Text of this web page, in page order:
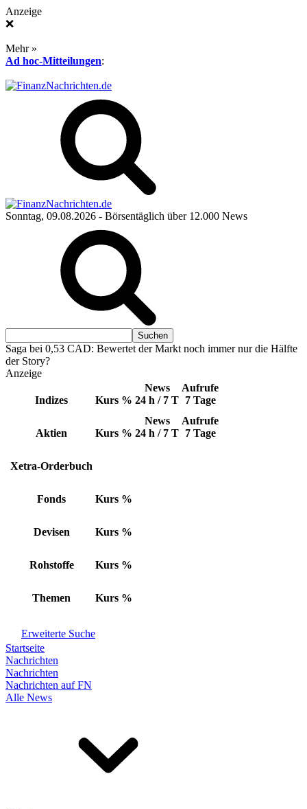
Anzeige
❌
Mehr »
Ad hoc-Mitteilungen:
Sonntag, 09.08.2026 - Börsentäglich über 12.000 News
Saga bei 0,53 CAD: Bewertet der Markt noch immer nur die Hälfte
der Story?
Anzeige
Indizes Kurs %
News
24 h / 7 T
Aufrufe
7 Tage
Aktien Kurs %
News
24 h / 7 T
Aufrufe
7 Tage
Xetra-Orderbuch
Fonds Kurs %
Devisen Kurs %
Rohstoffe Kurs %
Themen Kurs %
Erweiterte Suche
Startseite
Nachrichten
Nachrichten
Nachrichten auf FN
Alle News